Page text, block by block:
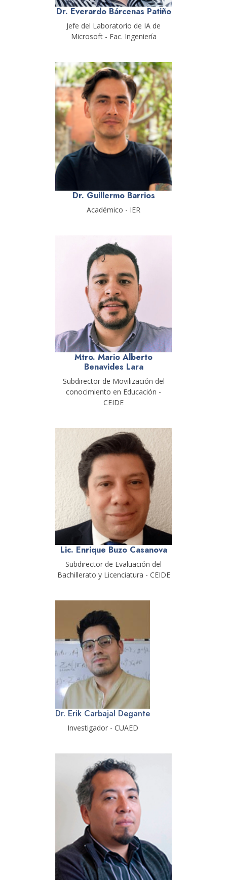
Dr. Everardo Bárcenas Patiño
Jefe del Laboratorio de IA de
Microsoft - Fac. Ingeniería
Dr. Guillermo Barrios
Académico - IER
Mtro. Mario Alberto
Benavides Lara
Subdirector de Movilización del
conocimiento en Educación -
CEIDE
Lic. Enrique Buzo Casanova
Subdirector de Evaluación del
Bachillerato y Licenciatura - CEIDE
Dr. Erik Carbajal Degante
Investigador - CUAED